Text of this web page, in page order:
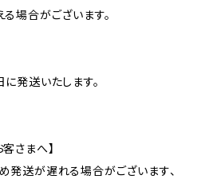
場合がございます。
発送いたします。
さまへ】
発送が遅れる場合がございます、